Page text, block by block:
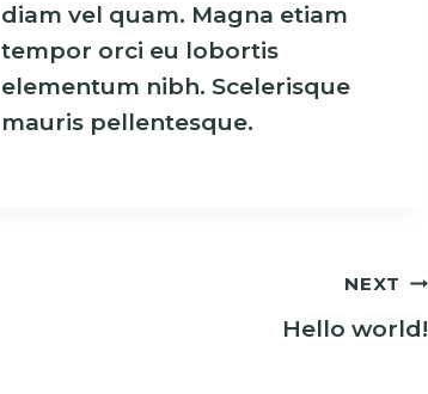
diam vel quam. Magna etiam
tempor orci eu lobortis
elementum nibh. Scelerisque
mauris pellentesque.
NEXT
Hello world!